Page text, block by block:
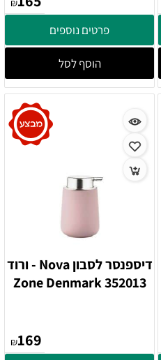
₪
פרטים נוספים
הוסף לסל
דיספנסר לסבון Nova - ורוד
352013 Zone Denmark
₪169